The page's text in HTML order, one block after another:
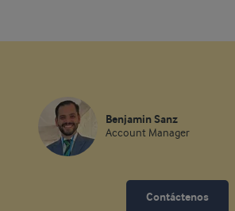
Benjamin Sanz
Account Manager
Contáctenos